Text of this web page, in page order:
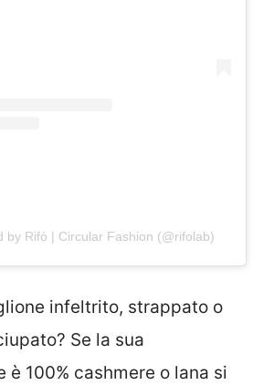
by Rifò | Circular Fashion (@rifolab)
infeltrito, strappato o
Se la sua
è 100% cashmere o lana si